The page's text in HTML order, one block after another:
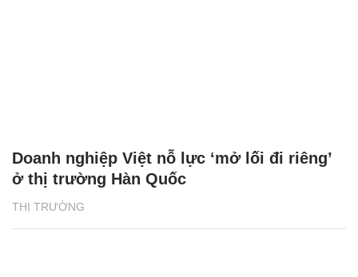
THỊ TRƯỜNG
Doanh nghiệp Việt nỗ lực ‘mở lối đi riêng’
ở thị trường Hàn Quốc